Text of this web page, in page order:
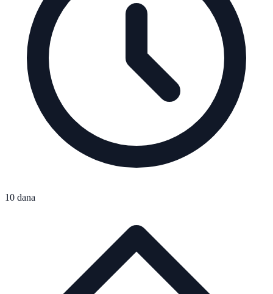
10 dana